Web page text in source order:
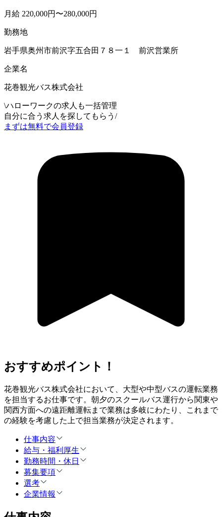
月給 220,000円〜280,000円
勤務地
岩手県奥州市前沢字五合田７８一１ 前沢営業所
企業名
花巻観光バス株式会社
\ハローワークの求人も一括管理
自分に合う求人を探してもらう /
まずは無料で会員登録
おすすめポイント！
花巻観光バス株式会社において、大型や中型バスの運転業務
を担当するお仕事です。朝夕のスクールバス運行から関東や
関西方面への遠距離運転まで業務は多岐にわたり、これまで
の経験を考慮した上で担当業務が決定されます。
仕事内容
給与・福利厚生
勤務時間・休日
募集要項
選考
企業情報